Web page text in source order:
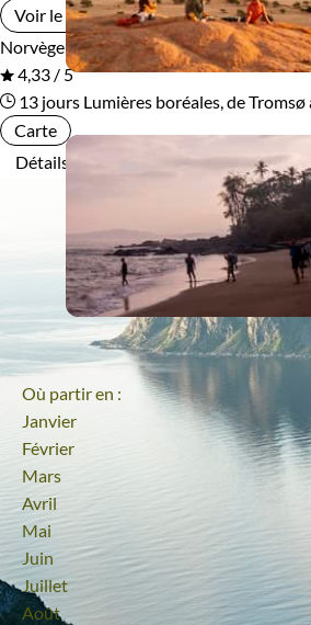
Où partir en :
Janvier
Février
Mars
Avril
Mai
Juin
Juillet
Août
Voir le voyage
NorvègeEn groupe
4,33 / 5
13 jours Lumières boréales, de
Carte
Détails